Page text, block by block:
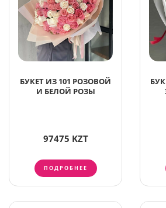
БУКЕТ ИЗ 101 РОЗОВОЙ
И БЕЛОЙ РОЗЫ
97475 KZT
ПОДРОБНЕЕ